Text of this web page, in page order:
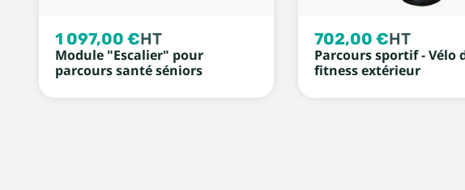
1 097,00 €HT
Module "Escalier" pour
parcours santé séniors
702,00 €HT
Parcours sportif - Vélo
fitness extérieur